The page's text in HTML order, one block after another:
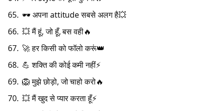
🕶️ अपना attitude सबसे अलग है💥
💥 मैं हूं, जो हूँ, बस वही🔥
🚀 हर किसी को फॉलो करूं👑
💪 शक्ति की कोई कमी नहीं⚡
🦁 मुझे छोड़ो, जो चाहो करो🔥
💥 मैं खुद से प्यार करता हूँ⚡